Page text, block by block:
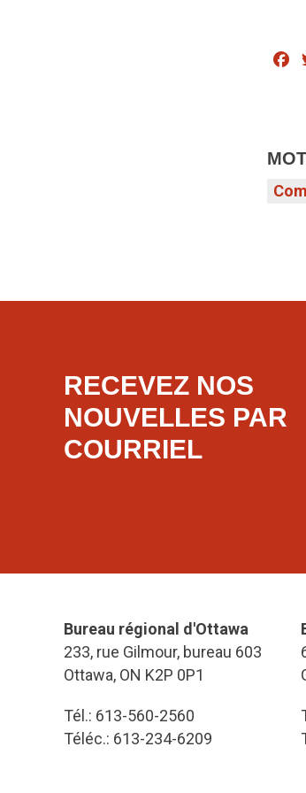
RECEVEZ NOS
NOUVELLES PAR
COURRIEL
Bureau régional d'Ottawa
233, rue Gilmour, bureau 603
Ottawa, ON K2P 0P1
Tél.: 613-560-2560
Téléc.: 613-234-6209